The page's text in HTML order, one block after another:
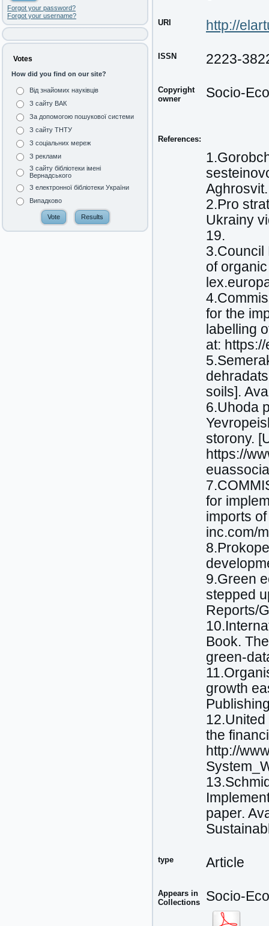
Forgot your password?
Forgot your username?
Votes
How did you find on our site?
Від знайомих науківців
З сайту ВАК
За допомогою пошукової системи
З сайту ТНТУ
З соціальних мереж
З реклами
З сайту бібліотеки імені
Вернадського
З електронної бібліотеки України
Випадково
URI http://
ISSN 2223-
Copyright
owner
Socio-
References:
2.Pro
Ukrainy
19.
3.Council
of
for the
labelling
at:
soils].
6.Uhoda
storony.
https://
for
imports
inc.com/
9.Green
stepped
Reports/
Book.
green-
growth
the
http://
paper.
type Article
Appears in
Collections
Socio-